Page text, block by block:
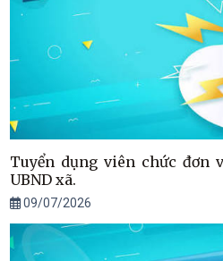
Tuyển dụng viên chức đơn
UBND xã.
09/07/2026